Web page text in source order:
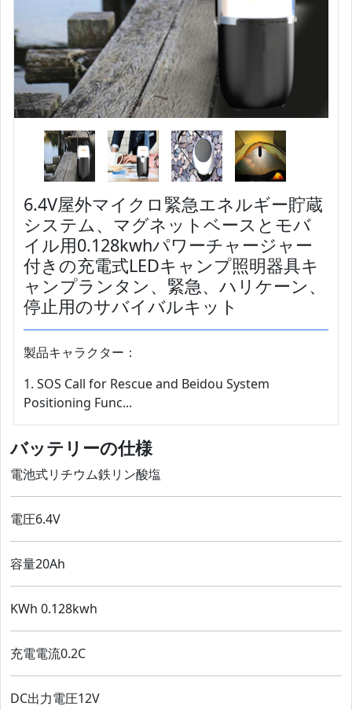
6.4V屋外マイクロ緊急エネルギー貯蔵
システム、マグネットベースとモバ
イル用0.128kwhパワーチャージャー
付きの充電式LEDキャンプ照明器具キ
ャンプランタン、緊急、ハリケーン、
停止用のサバイバルキット
製品キャラクター：
1. SOS Call for Rescue and Beidou System
Positioning Func...
バッテリーの仕様
電池式リチウム鉄リン酸塩
電圧6.4V
容量20Ah
KWh 0.128kwh
充電電流0.2C
DC出力電圧12V